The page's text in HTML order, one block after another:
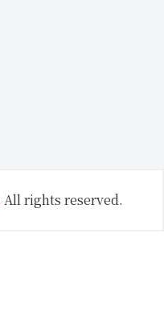
All rights reserved.